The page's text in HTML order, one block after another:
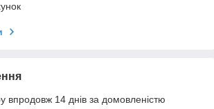
впродовж 14 днів за домовленістю